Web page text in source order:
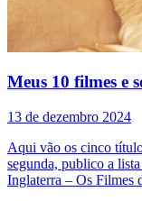
Meus 10 filmes e
13 de dezembro 2024
Aqui vão os cinco
segunda, publico a
Inglaterra – Os Filmes